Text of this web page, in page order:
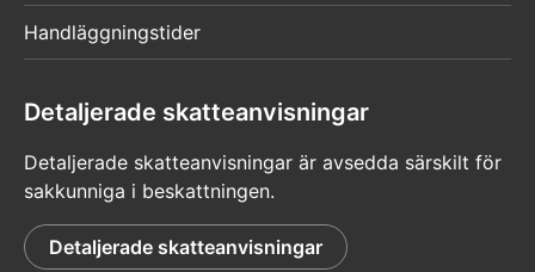
Handläggningstider
Detaljerade skatteanvisningar
Detaljerade skatteanvisningar är avsedda särskilt för
sakkunniga i beskattningen.
Detaljerade skatteanvisningar